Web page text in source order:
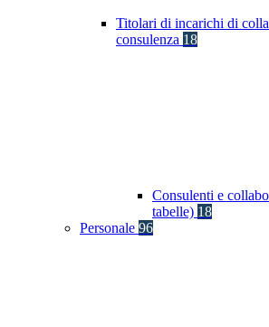
Titolari di incarichi di
consulenza 18
Consulenti e
tabelle) 18
Personale 96